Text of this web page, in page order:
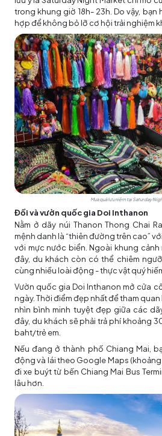
trong khung giờ 18h- 23h. Do vậy, bạn
hợp để không bỏ lỡ cơ hội trải nghiệm
Mua quà lưu niệm tại Saturday
Đồi và vườn quốc gia Doi Inthanon
Nằm ở dãy núi Thanon Thong Chai
mệnh danh là “thiên đường trên cao”
với mực nước biển. Ngoài khung
đây, du khách còn có thể chiêm
cùng nhiều loài động - thực vật quý
Vườn quốc gia Doi Inthanon mở cửa
ngày. Thời điểm đẹp nhất để tham
nhìn bình minh tuyệt đẹp giữa các
đây, du khách sẽ phải trả phí khoảng
baht/trẻ em.
Nếu đang ở thành phố Chiang Mai,
động và lái theo Google Maps (khoảng
đi xe buýt từ bến Chiang Mai Bus
lâu hơn.